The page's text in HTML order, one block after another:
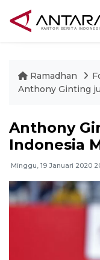
Ramadhan
Anthony Ginting
Anthony
Indonesia
Minggu, 19 Januari 2020